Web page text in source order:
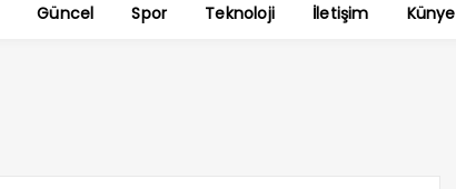
Güncel Spor Teknoloji İletişim Künye